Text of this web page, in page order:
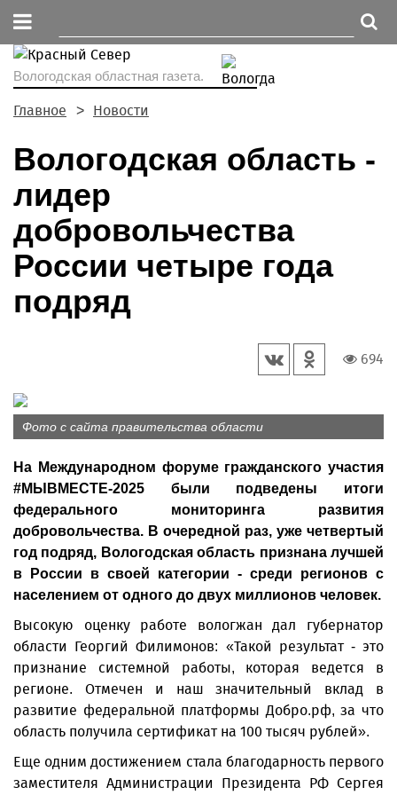
Вологодская областная газета.
Главное Новости
Вологодская область -
лидер
добровольчества
России четыре года
подряд
694
Фото с сайта правительства области
На Международном форуме гражданского участия
#МЫВМЕСТЕ-2025 были подведены итоги
федерального мониторинга развития
добровольчества. В очередной раз, уже четвертый
год подряд, Вологодская область признана лучшей
в России в своей категории - среди регионов с
населением от одного до двух миллионов человек.
Высокую оценку работе вологжан дал губернатор
области Георгий Филимонов: «Такой результат - это
признание системной работы, которая ведется в
регионе. Отмечен и наш значительный вклад в
развитие федеральной платформы Добро.рф, за что
область получила сертификат на 100 тысяч рублей».
Еще одним достижением стала благодарность первого
заместителя Администрации Президента РФ Сергея